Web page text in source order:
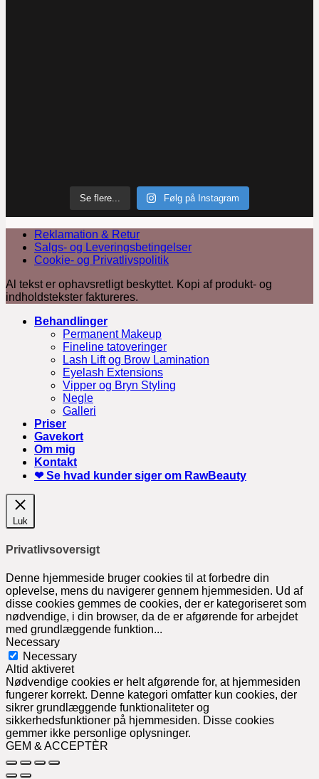
Se flere... Følg på Instagram
Reklamation & Retur
Salgs- og Leveringsbetingelser
Cookie- og Privatlivspolitik
Al tekst er ophavsretligt beskyttet. Kopi af produkt- og
indholdstekster faktureres.
Behandlinger
Permanent Makeup
Fineline tatoveringer
Lash Lift og Brow Lamination
Eyelash Extensions
Vipper og Bryn Styling
Negle
Galleri
Priser
Gavekort
Om mig
Kontakt
❤ Se hvad kunder siger om RawBeauty
Luk
Privatlivsoversigt
Denne hjemmeside bruger cookies til at forbedre din
oplevelse, mens du navigerer gennem hjemmesiden. Ud af
disse cookies gemmes de cookies, der er kategoriseret som
nødvendige, i din browser, da de er afgørende for arbejdet
med grundlæggende funktion...
Necessary
Necessary
Altid aktiveret
Nødvendige cookies er helt afgørende for, at hjemmesiden
fungerer korrekt. Denne kategori omfatter kun cookies, der
sikrer grundlæggende funktionaliteter og
sikkerhedsfunktioner på hjemmesiden. Disse cookies
gemmer ikke personlige oplysninger.
GEM & ACCEPTÈR